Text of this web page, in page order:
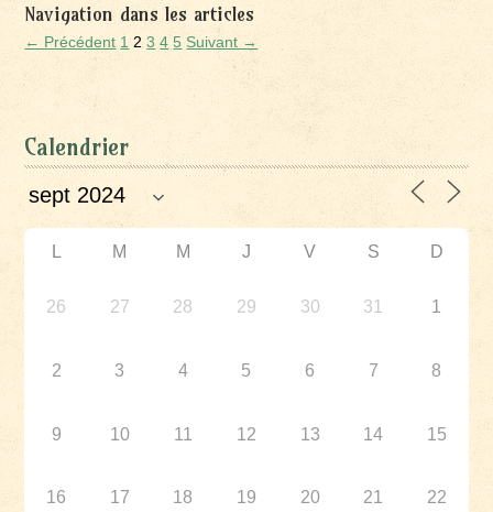
Navigation dans les articles
← Précédent 1 2 3 4 5 Suivant →
Calendrier
L M M J V S D
26 27 28 29 30 31 1
2 3 4 5 6 7 8
9 10 11 12 13 14 15
16 17 18 19 20 21 22